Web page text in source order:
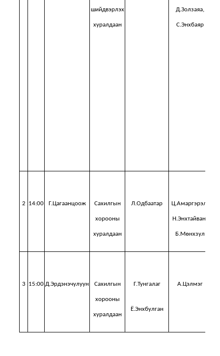
шийдвэрлэх
хуралдаан
Д.Золзаяа,
С.Энхбаяр
2 14:00 Г.Цагаанцоож Сахилгын
хорооны
хуралдаан
Л.Одбаатар Ц.Амаргэрэл,
Н.Энхтайван,
Б.Мөнхзул
3 15:00 Д.Эрдэнэчулуун Сахилгын
хорооны
хуралдаан
Г.Тунгалаг
Ё.Энхбулган
А.Цэлмэг